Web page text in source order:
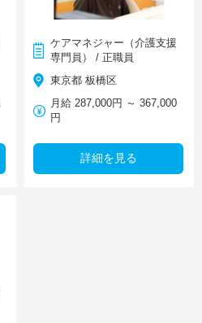
ケアマネジャー（介護支援
専門員） / 正職員
東京都 板橋区
月給 287,000円 ～ 367,000
円
詳細を見る